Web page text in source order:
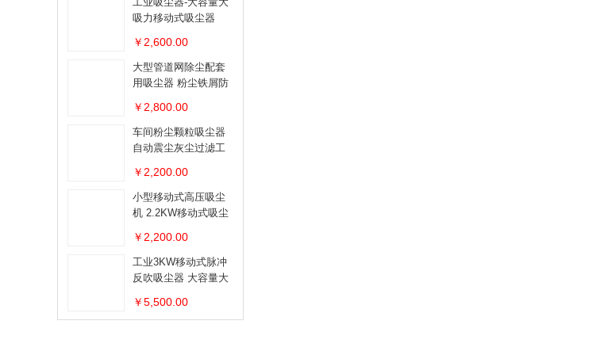
吸力移动式吸尘器
￥2,600.00
大型管道网除尘配套
用吸尘器 粉尘铁屑防
￥2,800.00
车间粉尘颗粒吸尘器
自动震尘灰尘过滤工
￥2,200.00
小型移动式高压吸尘
机 2.2KW移动式吸尘
￥2,200.00
工业3KW移动式脉冲
反吹吸尘器 大容量大
￥5,500.00